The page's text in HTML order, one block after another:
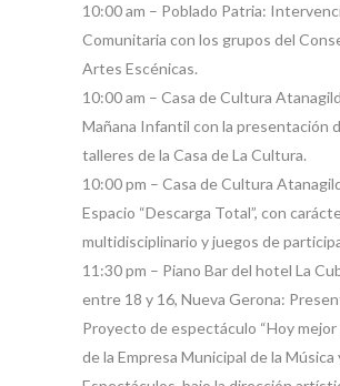
10:00 am – Poblado Patria:
Comunitaria con los grupos del
Artes Escénicas.
10:00 am – Casa de Cultura
Mañana Infantil con la presentación
talleres de la Casa de La Cultura.
10:00 pm – Casa de Cultura
Espacio “Descarga Total”, con
multidisciplinario y juegos de
11:30 pm – Piano Bar del hotel La
entre 18 y 16, Nueva Gerona:
Proyecto de espectáculo “Hoy mejor
de la Empresa Municipal de la Música